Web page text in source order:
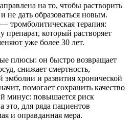
на то, чтобы растворить
дать образоваться новым.
тромболитическая терапия:
препарат, который растворяет
уже более 30 лет.
плюсы: он быстро возвращает
снижает смертность,
эмболии и развития хронической
помогает сохранить качество
минус: повышается риск
это, для ряда пациентов
и оправданная мера.